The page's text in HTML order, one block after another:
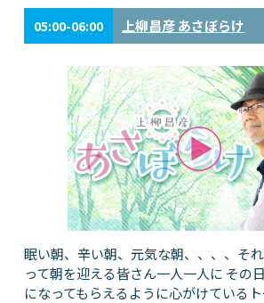
05:00-06:00 上柳昌彦 あさぼらけ
眠い朝、辛い朝、元気な朝、、、、そ
って朝を迎える皆さん一人一人に その
になってもらえるように心がけている